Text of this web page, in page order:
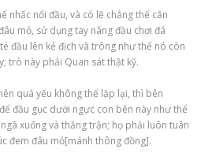
nhấc nổi đầu, và có lẽ chẳng thể cắn
mỏ, sử dụngtay nâng đầu chơi đá
té đầu lên kẻ địch và trông như thể nó còn
trò này phải Quan sátthật kỹ.
quá yếu không thể lặp lại, thì bên
đầu gục dưới ngực con bên này như thể
ngã xuống và thắng trận; họ phải luôn tuân
đem đâu mỏ[mánh thông đồng].